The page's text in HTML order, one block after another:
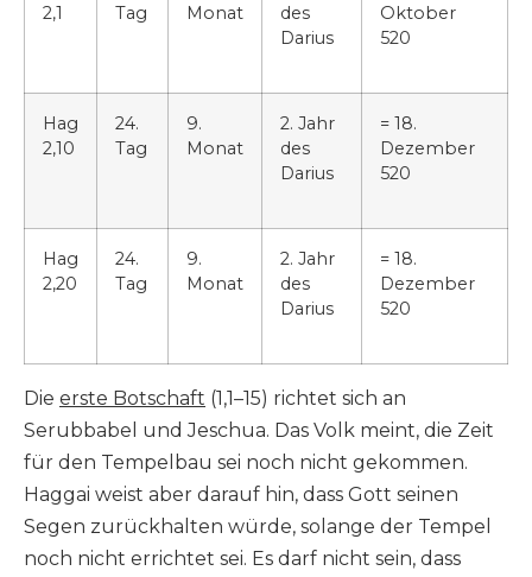
2,1
Tag
Monat
des
Darius
Oktober
520
Hag
2,10
24.
Tag
9.
Monat
2. Jahr
des
Darius
= 18.
Dezember
520
Hag
2,20
24.
Tag
9.
Monat
2. Jahr
des
Darius
= 18.
Dezember
520
Die erste Botschaft (1,1–15) richtet sich an
Serubbabel und Jeschua. Das Volk meint, die Zeit
für den Tempelbau sei noch nicht gekommen.
Haggai weist aber darauf hin, dass Gott seinen
Segen zurückhalten würde, solange der Tempel
noch nicht errichtet sei. Es darf nicht sein, dass